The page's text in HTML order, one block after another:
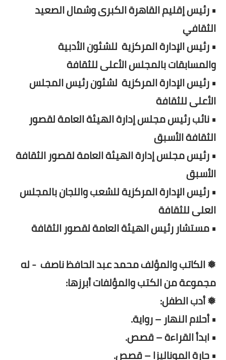
• رئيس إقليم القاهرة الكبرى وشمال الصعيد
الثقافي
• رئيس الإدارة المركزية للشئون الأدبية
والمسابقات بالمجلس الأعلى للثقافة
• رئيس الإدارة المركزية لشئون رئيس المجلس
الأعلى للثقافة
• نائب رئيس مجلس إدارة الهيئة العامة لقصور
الثقافة الأسبق
• رئيس مجلس إدارة الهيئة العامة لقصور الثقافة
الأسبق
• رئيس الإدارة المركزية للشعب واللجان بالمجلس
العلى للثقافة
• مستشار رئيس الهيئة العامة لقصور الثقافة
❅ الكاتب والمؤلف محمد عبد الحافظ ناصف - له
مجموعة من الكتب والمؤلفات أبرزها:
❅ أدب الطفل:
• أحلام النهار – رواية.
• ابدأ القراءة – قصص.
• حارة الموناليزا – قصص.